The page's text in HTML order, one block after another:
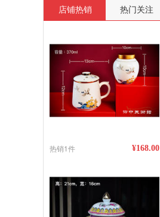
店铺热销 热门关注
¥168.00
热销1件